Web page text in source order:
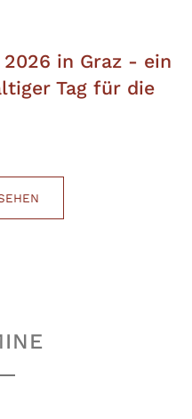
in Graz - ein
Tag für die